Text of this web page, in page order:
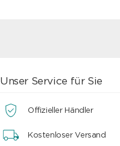
Unser Service für Sie
Offizieller Händler
Kostenloser Versand